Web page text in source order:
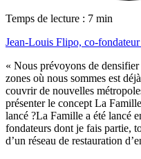
Temps de lecture : 7 min
Jean-Louis Flipo, co-
« Nous prévoyons de densifier
zones où nous sommes est
couvrir de nouvelles
présenter le concept La
lancé ?La Famille a été lancé
fondateurs dont je fais partie,
d’un réseau de restauration